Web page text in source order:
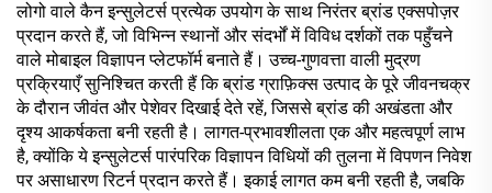
लोगो वाले कैन इन्सुलेटर्स प्रत्येक उपयोग के साथ निरंतर ब्रांड एक्सपोज़र
प्रदान करते हैं, जो विभिन्न स्थानों और संदर्भों में विविध दर्शकों तक पहुँचने
वाले मोबाइल विज्ञापन प्लेटफॉर्म बनाते हैं। उच्च-गुणवत्ता वाली मुद्रण
प्रक्रियाएँ सुनिश्चित करती हैं कि ब्रांड ग्राफ़िक्स उत्पाद के पूरे जीवनचक्र
के दौरान जीवंत और पेशेवर दिखाई देते रहें, जिससे ब्रांड की अखंडता और
दृश्य आकर्षकता बनी रहती है। लागत-प्रभावशीलता एक और महत्वपूर्ण लाभ
है, क्योंकि ये इन्सुलेटर्स पारंपरिक विज्ञापन विधियों की तुलना में विपणन निवेश
पर असाधारण रिटर्न प्रदान करते हैं। इकाई लागत कम बनी रहती है, जबकि